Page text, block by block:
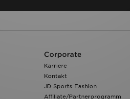
Corporate
Karriere
Kontakt
JD Sports Fashion
Affiliate/Partnerprogramm